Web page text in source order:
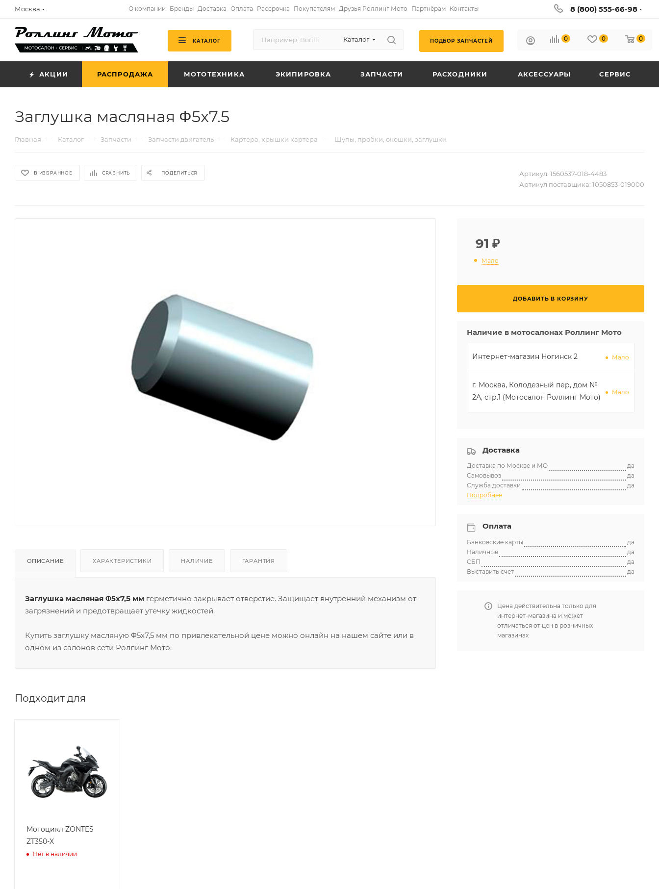
Москва О компании Бренды Доставка Оплата Рассрочка Покупателям Друзья Роллинг Мото Партнёрам Контакты 8 (800) 555-66-98
КАТАЛОГ Каталог ПОДБОР ЗАПЧАСТЕЙ 0 0 0
АКЦИИ РАСПРОДАЖА МОТОТЕХНИКА ЭКИПИРОВКА ЗАПЧАСТИ РАСХОДНИКИ АКСЕССУАРЫ СЕРВИС
Заглушка масляная Φ5x7.5
Главная — Каталог — Запчасти — Запчасти двигатель — Картера, крышки картера — Щупы, пробки, окошки, заглушки
В ИЗБРАННОЕ СРАВНИТЬ ПОДЕЛИТЬСЯ Артикул: 1560537-018-4483
Артикул поставщика: 1050853-019000
ОПИСАНИЕ ХАРАКТЕРИСТИКИ НАЛИЧИЕ ГАРАНТИЯ
Заглушка масляная Φ5x7,5 мм герметично закрывает отверстие. Защищает внутренний механизм от
загрязнений и предотвращает утечку жидкостей.
Купить заглушку масляную Φ5x7,5 мм по привлекательной цене можно онлайн на нашем сайте или в
одном из салонов сети Роллинг Мото.
Подходит для
Мотоцикл ZONTES
ZT350-X
Нет в наличии
91 ₽
Мало
ДОБАВИТЬ В КОРЗИНУ
Наличие в мотосалонах Роллинг Мото
Интернет-магазин Ногинск 2 Мало
г. Москва, Колодезный пер, дом №
2А, стр.1 (Мотосалон Роллинг Мото)
Мало
Доставка
Доставка по Москве и МО
да
Самовывоз
да
Служба доставки
да
Подробнее
Оплата
Банковские карты
да
Наличные
да
СБП
да
Выставить счет
да
Цена действительна только для
интернет-магазина и может
отличаться от цен в розничных
магазинах